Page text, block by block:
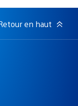
en haut